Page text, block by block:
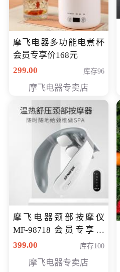
摩飞电器多功能电煮杯
会员专享价168元
299.00
库存96
摩飞电器专卖店
摩飞电器颈部按摩仪
MF-98718 会员专享价
299元
399.00 库存100
摩飞电器专卖店